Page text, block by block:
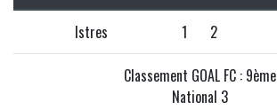
Istres 1 2
Classement GOAL FC : 9ème
National 3